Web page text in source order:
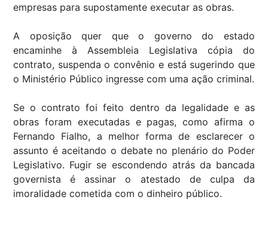
empresas para supostamente executar as obras.
A oposição quer que o governo do estado
encaminhe à Assembleia Legislativa cópia do
contrato, suspenda o convênio e está sugerindo que
o Ministério Público ingresse com uma ação criminal.
Se o contrato foi feito dentro da legalidade e as
obras foram executadas e pagas, como afirma o
Fernando Fialho, a melhor forma de esclarecer o
assunto é aceitando o debate no plenário do Poder
Legislativo. Fugir se escondendo atrás da bancada
governista é assinar o atestado de culpa da
imoralidade cometida com o dinheiro público.